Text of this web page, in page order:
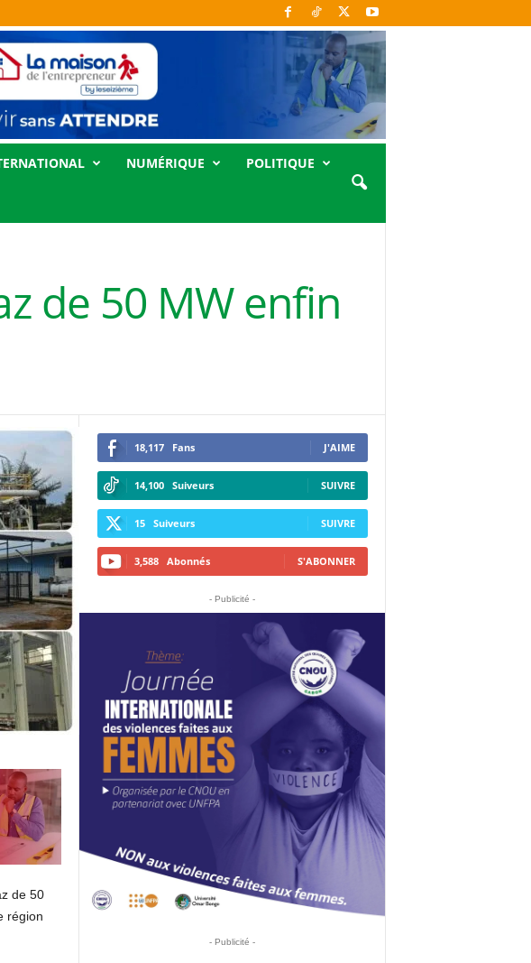
NUMÉRIQUE POLITIQUE
de 50 MW enfin
de 50
région
18,117 Fans J'AIME
14,100 Suiveurs SUIVRE
15 Suiveurs SUIVRE
3,588 Abonnés S'ABONNER
- Publicité -
- Publicité -